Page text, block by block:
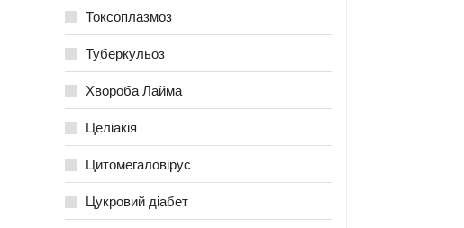
Токсоплазмоз
Туберкульоз
Хвороба Лайма
Целіакія
Цитомегаловірус
Цукровий діабет